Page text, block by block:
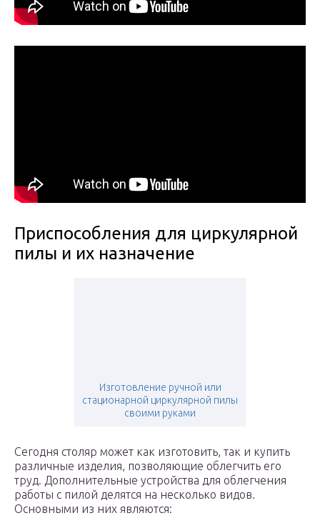
Приспособления для циркулярной
пилы и их назначение
Изготовление ручной или
стационарной циркулярной пилы
своими руками
Сегодня столяр может как изготовить, так и купить
различные изделия, позволяющие облегчить его
труд. Дополнительные устройства для облегчения
работы с пилой делятся на несколько видов.
Основными из них являются: